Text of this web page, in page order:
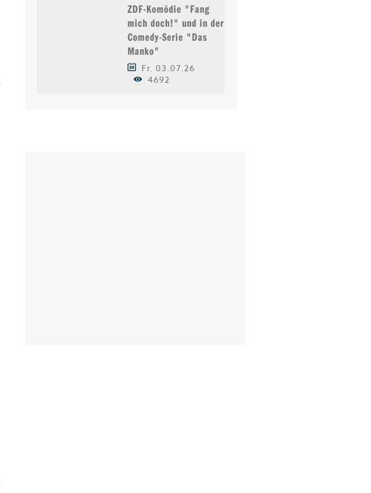
ZDF-Komödie "Fang
mich doch!" und in der
Comedy-Serie "Das
Manko"
Fr. 03.07.26
4692